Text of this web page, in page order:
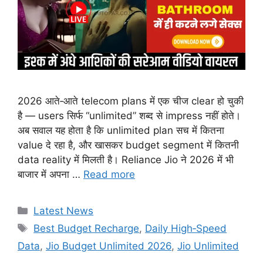
2026 आते‑आते telecom plans में एक चीज clear हो चुकी
है — users सिर्फ “unlimited” शब्द से impress नहीं होते।
अब सवाल यह होता है कि unlimited plan सच में कितना
value दे रहा है, और खासकर budget segment में कितनी
data reality में मिलती है। Reliance Jio ने 2026 में भी
बाजार में अपना … Read more
Categories
Latest News
Tags
Best Budget Recharge, Daily High‑Speed
Data, Jio Budget Unlimited 2026, Jio Unlimited